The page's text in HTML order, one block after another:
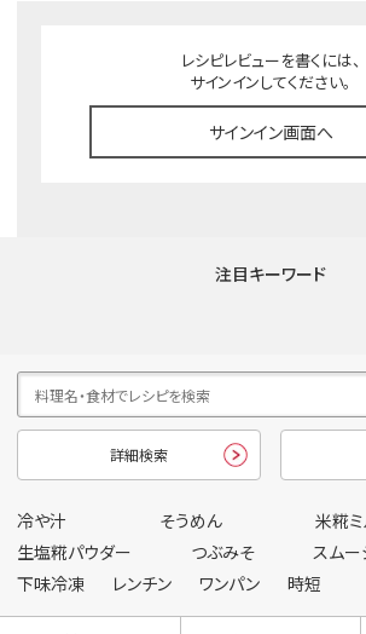
レシピレビューを書くには、
サインインしてください。
サインイン画面へ
注目キーワード
詳細検索
冷や汁 そうめん
米糀
生塩糀パウダー
つぶみそ
スム
下味冷凍
レンチン ワンパン 時短